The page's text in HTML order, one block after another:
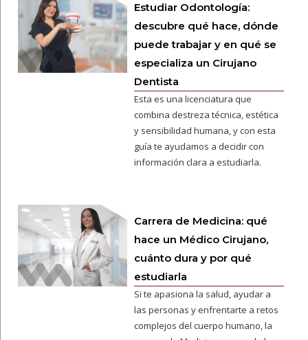
Estudiar Odontología:
descubre qué hace, dónde
puede trabajar y en qué se
especializa un Cirujano
Dentista
Esta es una licenciatura que
combina destreza técnica, estética
y sensibilidad humana, y con esta
guía te ayudamos a decidir con
información clara a estudiarla.
Carrera de Medicina: qué
hace un Médico Cirujano,
cuánto dura y por qué
estudiarla
Si te apasiona la salud, ayudar a
las personas y enfrentarte a retos
complejos del cuerpo humano, la